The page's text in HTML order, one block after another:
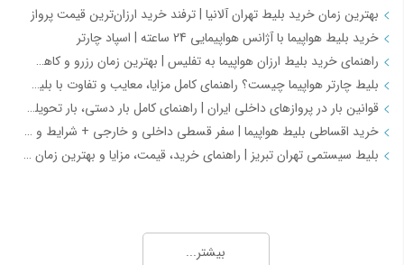
بهترین زمان خرید بلیط تهران آلانیا | ترفند خرید ارزان‌ترین قیمت پرواز
خرید بلیط هواپیما با آژانس هواپیمایی 24 ساعته | اسپاد چارتر
راهنمای خرید بلیط ارزان هواپیما به تفلیس | بهترین زمان رزرو و کاهش هزینه سفر
بلیط چارتر هواپیما چیست؟ راهنمای کامل مزایا، معایب و تفاوت با بلیط سیستمی
قوانین بار در پروازهای داخلی ایران | راهنمای کامل بار دستی، بار تحویلی و مقررات حمل بار
خرید اقساطی بلیط هواپیما | سفر قسطی داخلی و خارجی + شرایط و مدارک | اسپادچارتر
بلیط سیستمی تهران تبریز | راهنمای خرید، قیمت، مزایا و بهترین زمان رزرو
بیشتر...